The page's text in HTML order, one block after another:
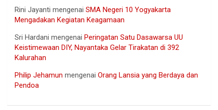
Rini Jayanti mengenai SMA Negeri 10 Yogyakarta
Mengadakan Kegiatan Keagamaan
Sri Hardani mengenai Peringatan Satu Dasawarsa UU
Keistimewaan DIY, Nayantaka Gelar Tirakatan di 392
Kalurahan
Philip Jehamun mengenai Orang Lansia yang Berdaya dan
Pendoa